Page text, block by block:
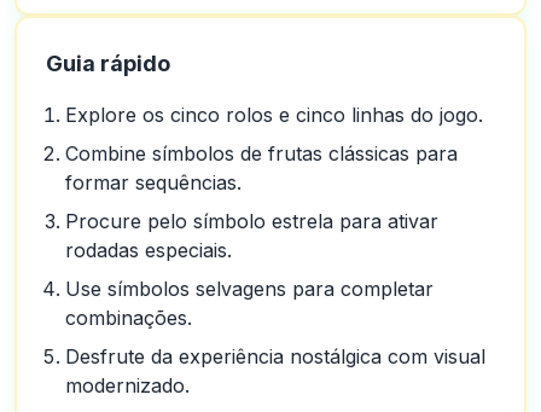
Guia rápido
Explore os cinco rolos e cinco linhas do jogo.
Combine símbolos de frutas clássicas para
formar sequências.
Procure pelo símbolo estrela para ativar
rodadas especiais.
Use símbolos selvagens para completar
combinações.
Desfrute da experiência nostálgica com visual
modernizado.